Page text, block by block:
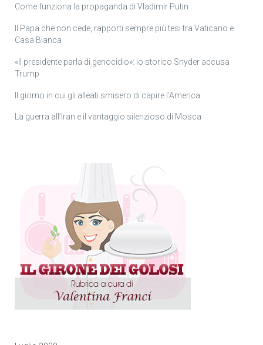
Come funziona la propaganda di Vladimir Putin
Il Papa che non cede, rapporti sempre più tesi tra Vaticano e
Casa Bianca
«Il presidente parla di genocidio»: lo storico Snyder accusa
Trump
Il giorno in cui gli alleati smisero di capire l’America
La guerra all’Iran e il vantaggio silenzioso di Mosca